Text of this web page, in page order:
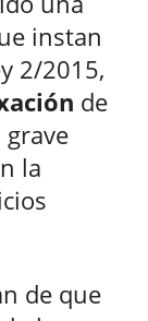
instan
2/2015,
de
grave
la
de que